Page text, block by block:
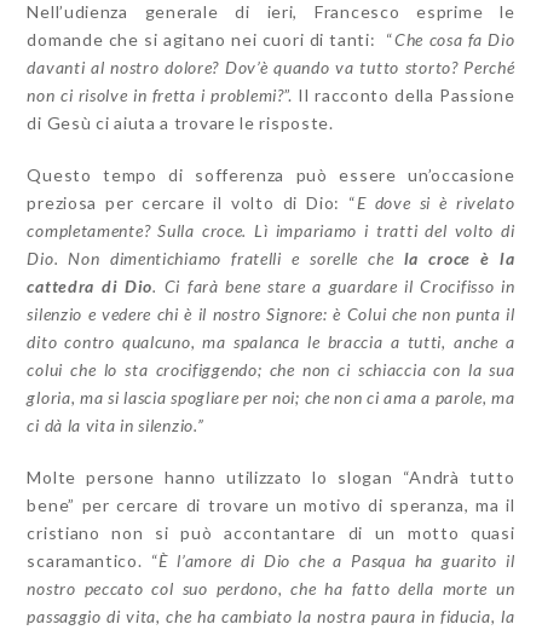
Nell’udienza generale di ieri, Francesco esprime le
domande che si agitano nei cuori di tanti: “Che cosa fa Dio
davanti al nostro dolore? Dov’è quando va tutto storto? Perché
non ci risolve in fretta i problemi?”. Il racconto della Passione
di Gesù ci aiuta a trovare le risposte.
Questo tempo di sofferenza può essere un’occasione
preziosa per cercare il volto di Dio: “E dove si è rivelato
completamente? Sulla croce. Lì impariamo i tratti del volto di
Dio. Non dimentichiamo fratelli e sorelle che la croce è la
cattedra di Dio. Ci farà bene stare a guardare il Crocifisso in
silenzio e vedere chi è il nostro Signore: è Colui che non punta il
dito contro qualcuno, ma spalanca le braccia a tutti, anche a
colui che lo sta crocifiggendo; che non ci schiaccia con la sua
gloria, ma si lascia spogliare per noi; che non ci ama a parole, ma
ci dà la vita in silenzio.”
Molte persone hanno utilizzato lo slogan “Andrà tutto
bene” per cercare di trovare un motivo di speranza, ma il
cristiano non si può accontantare di un motto quasi
scaramantico. “È l’amore di Dio che a Pasqua ha guarito il
nostro peccato col suo perdono, che ha fatto della morte un
passaggio di vita, che ha cambiato la nostra paura in fiducia, la